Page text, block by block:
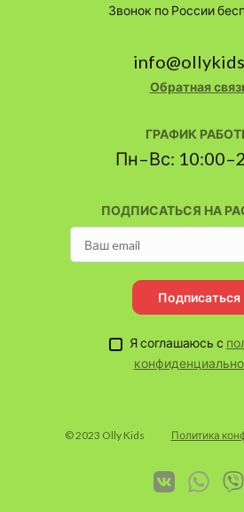
ПОДПИСАТЬСЯ НА
Подписаться
Я соглашаюсь с
Звонок по России
Обратная
ГРАФИК
Пн–Вс:
© 2023 Olly Kids Политика